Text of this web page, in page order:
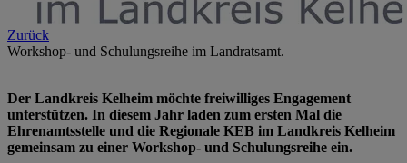
Zurück
Workshop- und Schulungsreihe im Landratsamt.
Der Landkreis Kelheim möchte freiwilliges Engagement
unterstützen. In diesem Jahr laden zum ersten Mal die
Ehrenamtsstelle und die Regionale KEB im Landkreis Kelheim
gemeinsam zu einer Workshop- und Schulungsreihe ein.